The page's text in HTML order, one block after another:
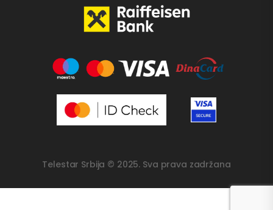
Telestar Srbija © 2025. Sva prava zadržana